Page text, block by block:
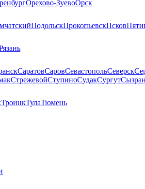
Орехово-ЗуевоОрск
ПодольскПрокопьевскПсков
СаратовСаровСевастопольСеверск
СтрежевойСтупиноСудакСургут
ТроицкТулаТюмень